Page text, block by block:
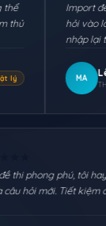
Import đề từ file Word
hỏi vào là hệ thống tự
nhập lại từng câu.
MA Lê Thị Mai Anh
THCS Trần Phú, Đà
Kho đề thi
để ra câu hỏi